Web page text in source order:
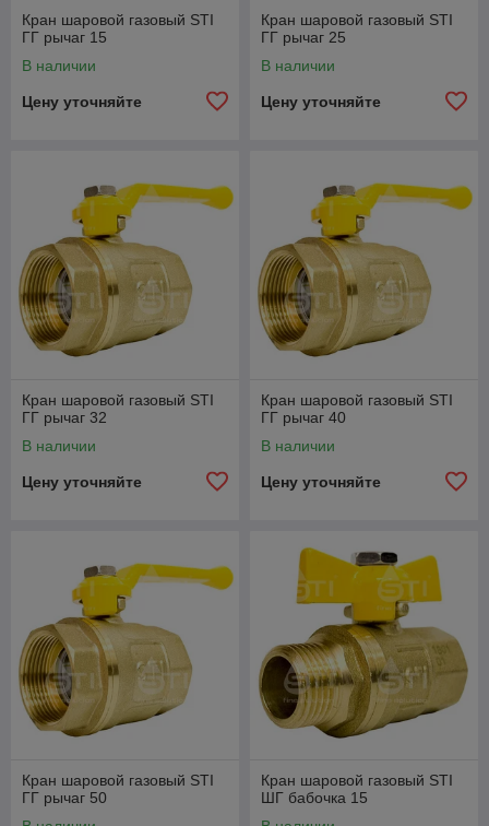
Кран шаровой газовый STI
ГГ рычаг 15
В наличии
Цену уточняйте
Кран шаровой газовый STI
ГГ рычаг 25
В наличии
Цену уточняйте
Кран шаровой газовый STI
ГГ рычаг 32
В наличии
Цену уточняйте
Кран шаровой газовый STI
ГГ рычаг 40
В наличии
Цену уточняйте
Кран шаровой газовый STI
ГГ рычаг 50
Кран шаровой газовый STI
ШГ бабочка 15